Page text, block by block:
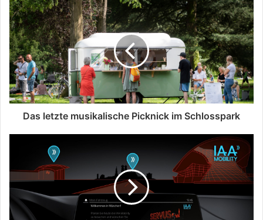
Das letzte musikalische Picknick im Schlosspark